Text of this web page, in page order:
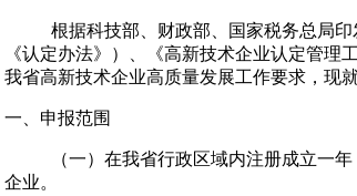
根据科技部、财政部、国家税务总局
《认定办法》）、《高新技术企业认定管理
我省高新技术企业高质量发展工作要求，现
一、申报范围
（一）在我省行政区域内注册成立一年
企业。